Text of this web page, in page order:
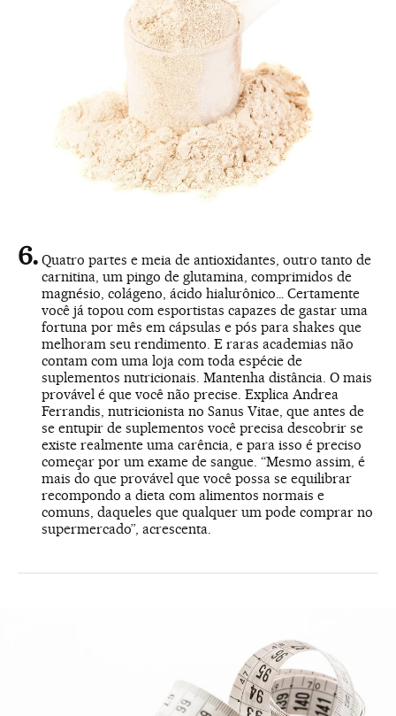
Quatro partes e meia de antioxidantes, outro tanto de
carnitina, um pingo de glutamina, comprimidos de
magnésio, colágeno, ácido hialurônico… Certamente
você já topou com esportistas capazes de gastar uma
fortuna por mês em cápsulas e pós para shakes que
melhoram seu rendimento. E raras academias não
contam com uma loja com toda espécie de
suplementos nutricionais. Mantenha distância. O mais
provável é que você não precise. Explica Andrea
Ferrandis, nutricionista no Sanus Vitae, que antes de
se entupir de suplementos você precisa descobrir se
existe realmente uma carência, e para isso é preciso
começar por um exame de sangue. “Mesmo assim, é
mais do que provável que você possa se equilibrar
recompondo a dieta com alimentos normais e
comuns, daqueles que qualquer um pode comprar no
supermercado”, acrescenta.